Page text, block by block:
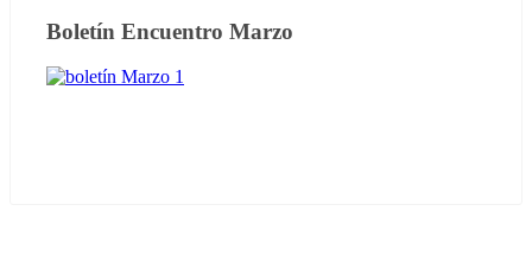
Boletín Encuentro Marzo